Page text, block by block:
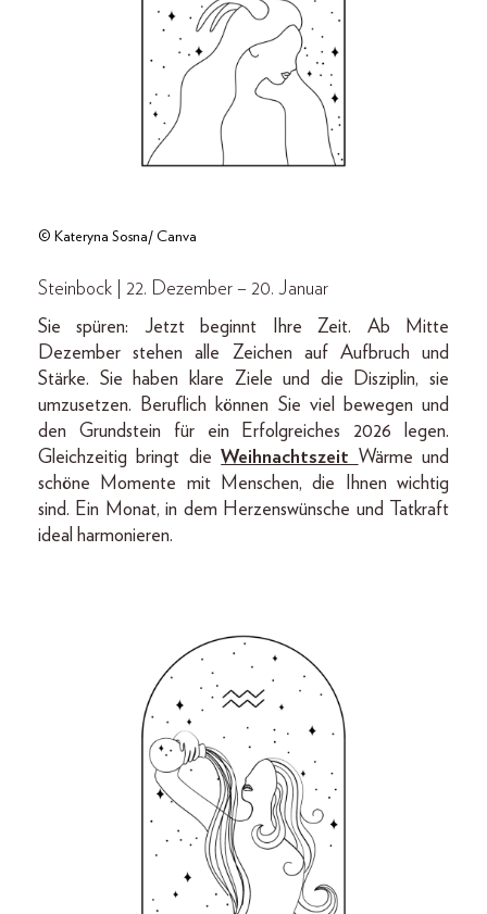
© Kateryna Sosna/ Canva
Steinbock | 22. Dezember – 20. Januar
Sie spüren: Jetzt beginnt Ihre Zeit. Ab Mitte
Dezember
stehen alle Zeichen auf Aufbruch und
Stärke. Sie haben klare Ziele und die Disziplin, sie
umzusetzen. Beruflich können Sie viel bewegen und
den Grundstein für ein Erfolgreiches 2026 legen.
Gleichzeitig bringt dieWeihnachtszeit Wärme und
schöne Momente mit Menschen, die Ihnen wichtig
sind. Ein Monat, in dem Herzenswünsche und Tatkraft
ideal harmonieren.